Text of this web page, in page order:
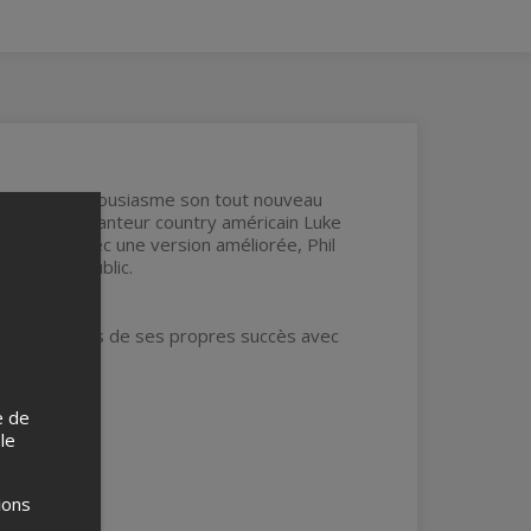
avec enthousiasme son tout nouveau
du chanteur country américain Luke
retour avec une version améliorée, Phil
le public.
certains de ses propres succès avec
de